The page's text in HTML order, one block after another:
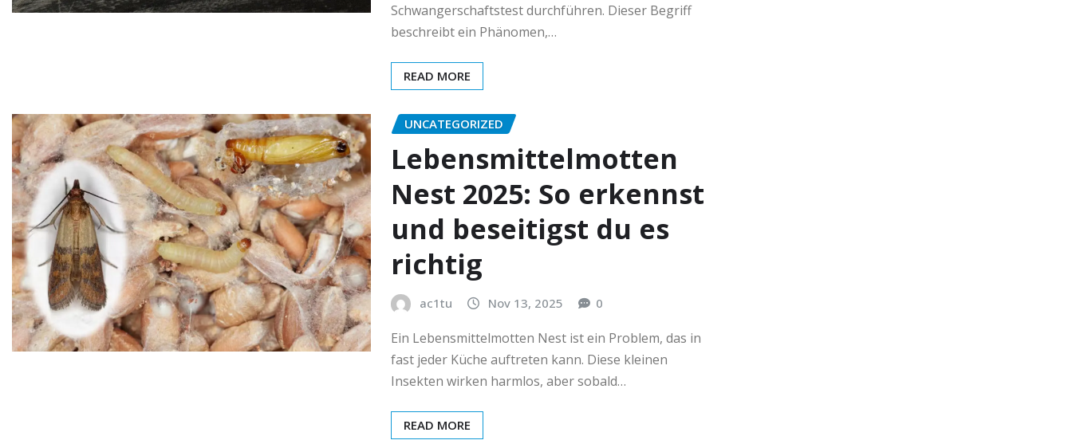
Schwangerschaftstest durchführen. Dieser Begriff
beschreibt ein Phänomen,…
READ MORE
UNCATEGORIZED
Lebensmittelmotten
Nest 2025: So erkennst
und beseitigst du es
richtig
ac1tu Nov 13, 2025 0
Ein Lebensmittelmotten Nest ist ein Problem, das in
fast jeder Küche auftreten kann. Diese kleinen
Insekten wirken harmlos, aber sobald…
READ MORE